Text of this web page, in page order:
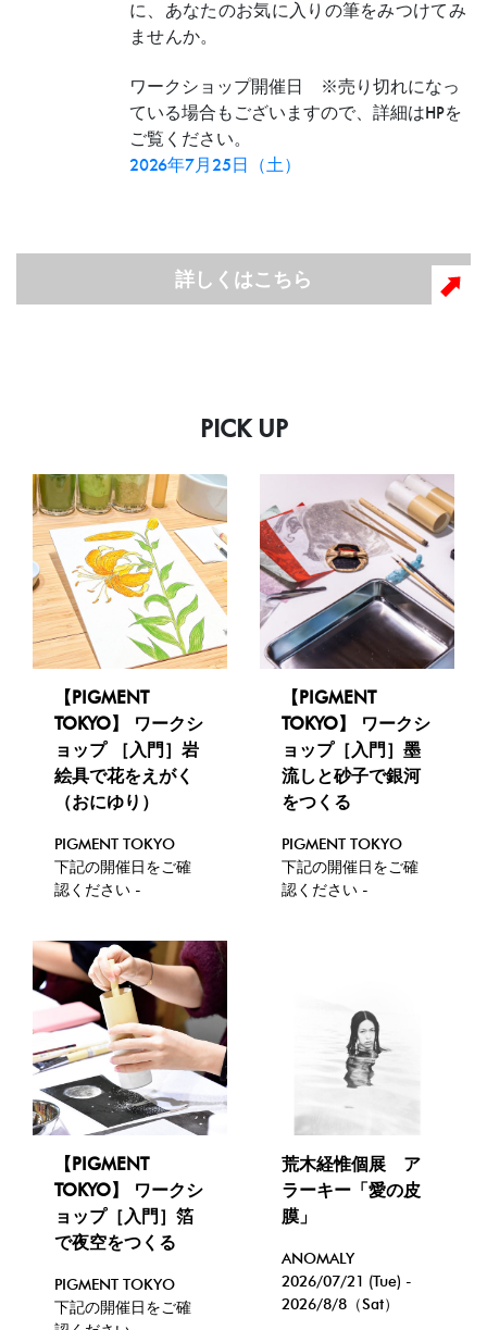
に、あなたのお気に入りの筆をみつけてみ
ませんか。
ワークショップ開催日 ※売り切れになっ
ている場合もございますので、詳細はHPを
ご覧ください。
2026年7月25日（土）
詳しくはこちら
PICK UP
【PIGMENT
TOKYO】 ワークシ
ョップ ［入門］岩
絵具で花をえがく
（おにゆり）
PIGMENT TOKYO
下記の開催日をご確
認ください -
【PIGMENT
TOKYO】 ワークシ
ョップ［入門］墨
流しと砂子で銀河
をつくる
PIGMENT TOKYO
下記の開催日をご確
認ください -
【PIGMENT
TOKYO】 ワークシ
ョップ［入門］箔
で夜空をつくる
PIGMENT TOKYO
下記の開催日をご確
荒木経惟個展 ア
ラーキー「愛の皮
膜」
ANOMALY
2026/07/21 (Tue) -
2026/8/8（Sat）